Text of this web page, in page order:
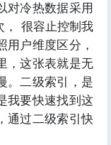
对冷热数据采用
， 很容止控制我
用户维度区分，
，这张表就是无
。二级索引，是
我要快速找到这
通过二级索引快